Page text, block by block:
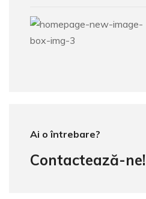
Ai o întrebare?
Contactează-ne!